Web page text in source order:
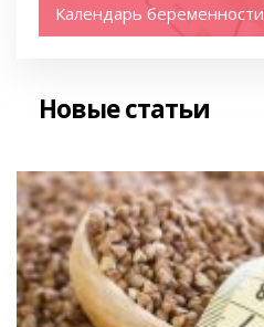
Календарь беременности
Новые статьи